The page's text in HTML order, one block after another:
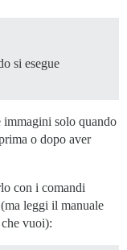
si esegue
solo quando
o dopo aver
con i comandi
leggi il manuale
vuoi):